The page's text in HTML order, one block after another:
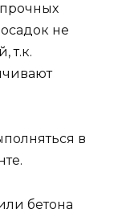
не
т.к.
в
бетона